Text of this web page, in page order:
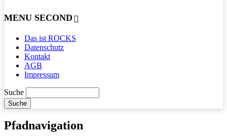
MENU SECOND
Das ist ROCKS
Datenschutz
Kontakt
AGB
Impressum
Suche
Pfadnavigation